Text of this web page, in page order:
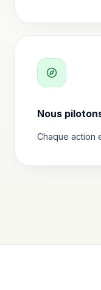
Nous
Chaque action